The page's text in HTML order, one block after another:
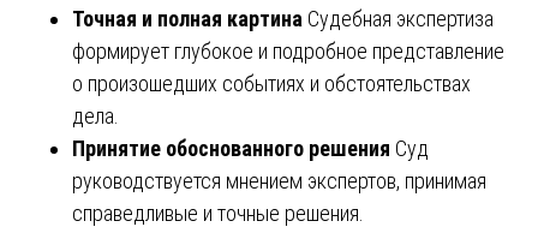
Точная и полная картина Судебная экспертиза
формирует глубокое и подробное представление
о произошедших событиях и обстоятельствах
дела.
Принятие обоснованного решения Суд
руководствуется мнением экспертов, принимая
справедливые и точные решения.